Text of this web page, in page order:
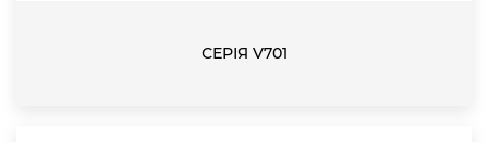
СЕРІЯ V701